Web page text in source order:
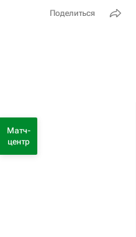
Поделиться
Матч-
центр